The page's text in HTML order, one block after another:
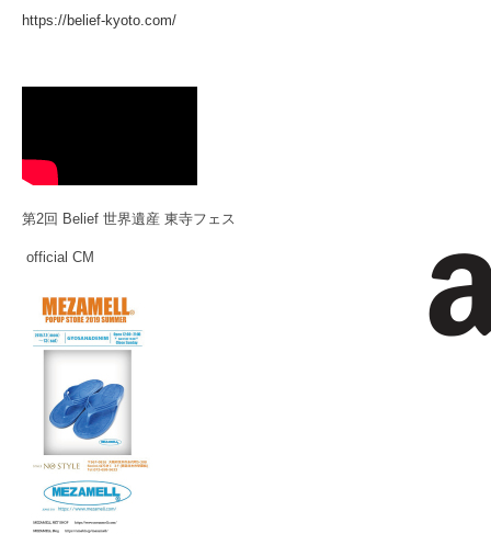
https://belief-kyoto.com/
第2回 Belief 世界遺産 東寺フェス
official CM